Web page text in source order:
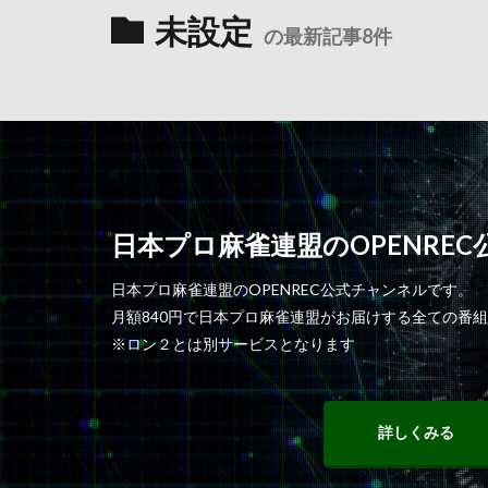
未設定 の最新記事8件
日本プロ麻雀連盟のOPENREC
日本プロ麻雀連盟のOPENREC公式チャンネルです。
月額840円で日本プロ麻雀連盟がお届けする全ての番
※ロン２とは別サービスとなります
詳しくみる